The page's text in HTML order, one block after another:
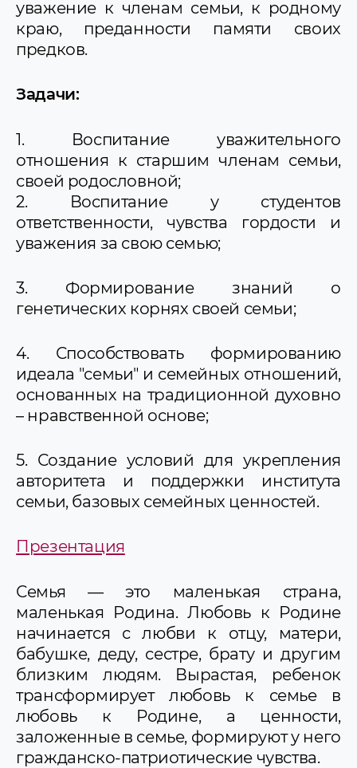
уважение к членам семьи, к родному
краю, преданности памяти своих
предков.
Задачи:
1. Воспитание уважительного
отношения к старшим членам семьи,
своей родословной;
2. Воспитание у студентов
ответственности, чувства гордости и
уважения за свою семью;
3. Формирование знаний о
генетических корнях своей семьи;
4. Способствовать формированию
идеала "семьи" и семейных отношений,
основанных на традиционной духовно
– нравственной основе;
5. Создание условий для укрепления
авторитета и поддержки института
семьи, базовых семейных ценностей.
Презентация
Семья — это маленькая страна,
маленькая Родина. Любовь к Родине
начинается с любви к отцу, матери,
бабушке, деду, сестре, брату и другим
близким людям. Вырастая, ребенок
трансформирует любовь к семье в
любовь к Родине, а ценности,
заложенные в семье, формируют у него
гражданско-патриотические чувства.